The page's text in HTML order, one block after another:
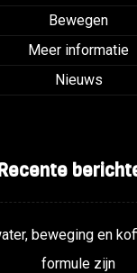
Bewegen
Meer informatie
Nieuws
beweging en
formule zijn